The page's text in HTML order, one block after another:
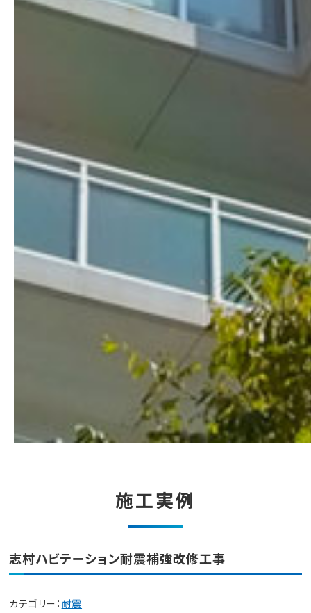
施工実例
志村ハビテーション耐震補強改修工事
カテゴリー： 耐震